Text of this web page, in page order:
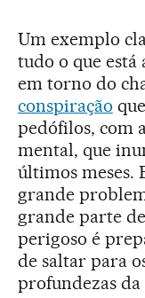
Um exemplo
tudo o que está
em torno do
conspiração
pedófilos, com
mental, que
últimos meses.
grande
grande parte
perigoso é
de saltar para
profundezas